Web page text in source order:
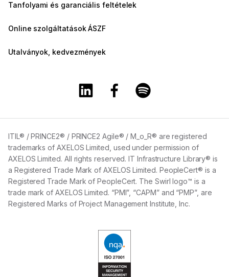
Tanfolyami és garanciális feltételek
Online szolgáltatások ÁSZF
Utalványok, kedvezmények
A Training360 Linkedin oldala
A Training360 Facebook
ITIL® / PRINCE2® / PRINCE2 Agile® / M_o_R® are registered
trademarks of AXELOS Limited, used under permission of
AXELOS Limited. All rights reserved. IT Infrastructure Library® is
a Registered Trade Mark of AXELOS Limited. PeopleCert® is a
Registered Trade Mark of PeopleCert. The Swirl logo™ is a
trade mark of AXELOS Limited. “PMI”, “CAPM” and “PMP”, are
Registered Marks of Project Management Institute, Inc.